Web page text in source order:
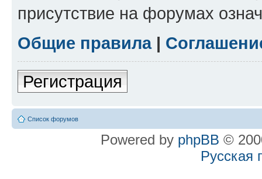
присутствие на форумах
Общие правила|
Регистрация
Список форумов
Powered by phpBB ©
Русская